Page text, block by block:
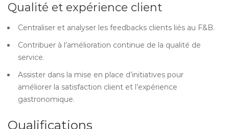
Qualité et expérience client
Centraliser et analyser les feedbacks clients liés au F&B.
Contribuer à l’amélioration continue de la qualité de
service.
Assister dans la mise en place d’initiatives pour
améliorer la satisfaction client et l’expérience
gastronomique.
Qualifications